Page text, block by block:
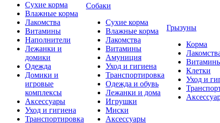
Сухие корма
Влажные корма
Лакомства
Витамины
Наполнители
Лежанки и
домики
Одежда
Домики и
игровые
комплексы
Аксессуары
Уход и гигиена
Транспортировка
Собаки
Сухие корма
Влажные корма
Лакомства
Витамины
Амуниция
Уход и гигиена
Транспортировка
Одежда и обувь
Лежанки и дома
Игрушки
Миски
Аксессуары
Грызуны
Корма
Клетки
Уход и